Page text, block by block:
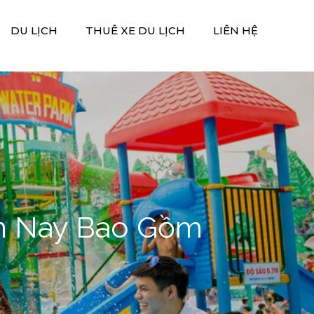
DU LỊCH THUÊ XE DU LỊCH LIÊN HỆ
Nay Bao Gồm